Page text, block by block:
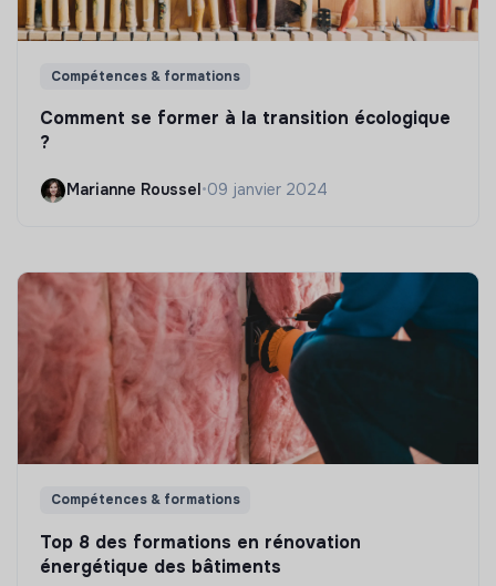
Compétences & formations
Comment se former à la transition écologique
?
Marianne Roussel •09 janvier 2024
Compétences & formations
Top 8 des formations en rénovation
énergétique des bâtiments